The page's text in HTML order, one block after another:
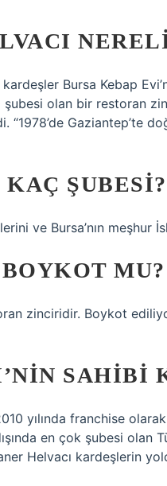
Bursa Kebap
olan bir restoran
“1978’de Gaziantep’te
ŞUBESI?
ve Bursa’nın meşhur
MU?
zinciridir. Boykot
SAHIBI
yılında franchise
en çok şubesi
Helvacı kardeşlerin